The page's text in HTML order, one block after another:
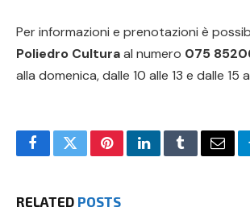
Per informazioni e prenotazioni è
Poliedro Culturaal numero 075
alla domenica, dalle 10 alle 13 e dalle 15
FacebookTwitterPinterestLinkedInTumblr
RELATED POSTS